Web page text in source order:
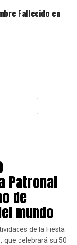
Fallecido en
Patronal
de
mundo
de la Fiesta
que celebrará su 50